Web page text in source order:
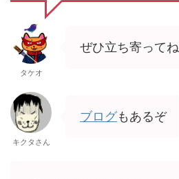
タケオ
ぜひ立ち寄ってね
キクタさん
ブログもあるぞ